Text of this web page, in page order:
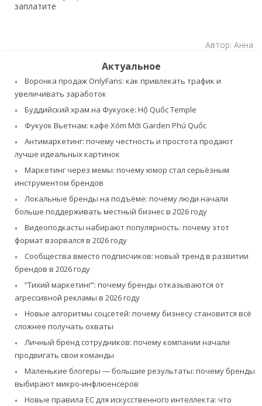
заплатите
Автор: Анна
Актуальное
Воронка продаж OnlyFans: как привлекать трафик и
увеличивать заработок
Буддийский храм на Фукуоке: Hộ Quốc Temple
Фукуок Вьетнам: кафе Xóm Mới Garden Phú Quốc
Антимаркетинг: почему честность и простота продают
лучше идеальных картинок
Маркетинг через мемы: почему юмор стал серьёзным
инструментом брендов
Локальные бренды на подъёме: почему люди начали
больше поддерживать местный бизнес в 2026 году
Видеоподкасты набирают популярность: почему этот
формат взорвался в 2026 году
Сообщества вместо подписчиков: новый тренд в развитии
брендов в 2026 году
“Тихий маркетинг”: почему бренды отказываются от
агрессивной рекламы в 2026 году
Новые алгоритмы соцсетей: почему бизнесу становится всё
сложнее получать охваты
Личный бренд сотрудников: почему компании начали
продвигать свои команды
Маленькие блогеры — большие результаты: почему бренды
выбирают микро-инфлюенсеров
Новые правила ЕС для искусственного интеллекта: что